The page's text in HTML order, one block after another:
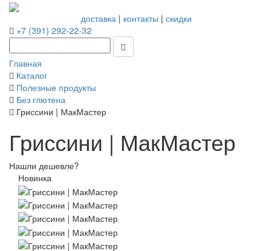
доставка| контакты | скидки
+7 (391) 292-22-32
Главная
Каталог
Полезные продукты
Без глютена
Гриссини | МакМастер
Гриссини | МакМастер
Нашли дешевле?
Новинка